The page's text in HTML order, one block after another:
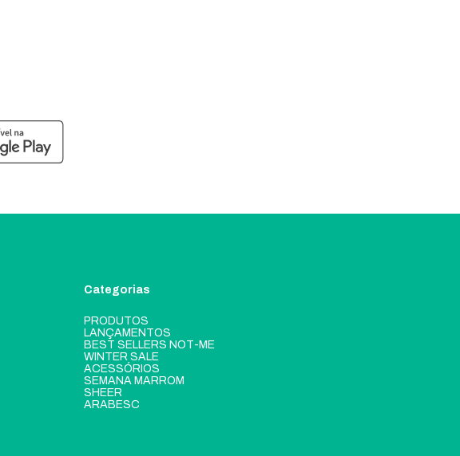
Categorias
PRODUTOS
LANÇAMENTOS
BEST SELLERS NOT-ME
WINTER SALE
ACESSÓRIOS
SEMANA MARROM
SHEER
ARABESC